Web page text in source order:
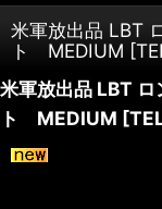
米軍放出品 LBT
ト MEDIUM [
米軍放出品 LBT
ト MEDIUM [